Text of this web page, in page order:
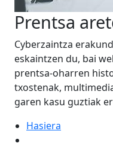
Prentsa
Cyberzaintza
eskaintzen du, bai
prentsa-oharren
txostenak,
garen kasu guztiak
Hasiera